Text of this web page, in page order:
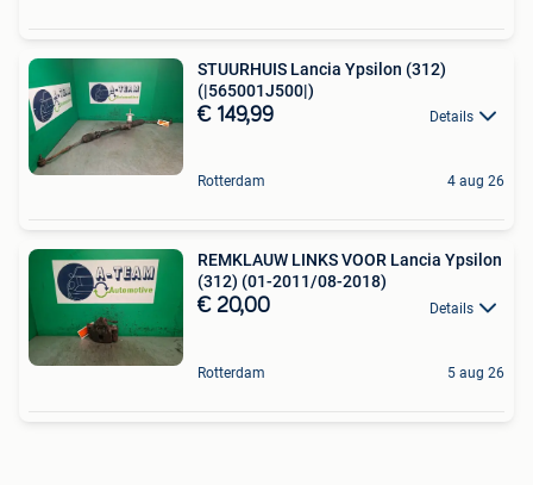
STUURHUIS Lancia Ypsilon (312)
(|565001J500|)
€ 149,99 Details
Rotterdam 4 aug 26
REMKLAUW LINKS VOOR Lancia Ypsilon
(312) (01-2011/08-2018)
€ 20,00 Details
Rotterdam 5 aug 26